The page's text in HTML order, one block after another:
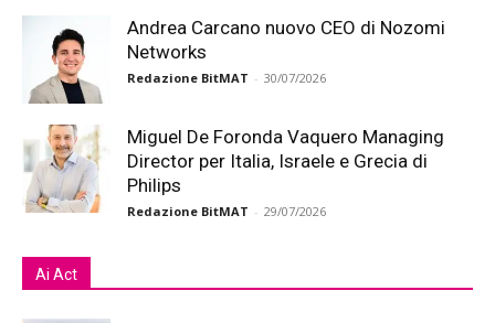
Andrea Carcano nuovo CEO di Nozomi
Networks
Redazione BitMAT - 30/07/2026
Miguel De Foronda Vaquero Managing
Director per Italia, Israele e Grecia di
Philips
Redazione BitMAT - 29/07/2026
Ai Act